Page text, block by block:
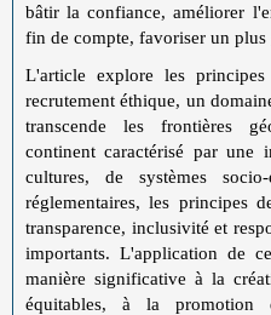
bâtir la confiance, améliorer
fin de compte, favoriser un plus
L'article explore les
recrutement éthique, un
transcende les frontières
continent caractérisé par une
cultures, de systèmes
réglementaires, les principes
transparence, inclusivité et
importants. L'application de
manière significative à la
équitables, à la